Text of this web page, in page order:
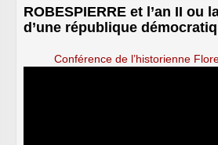
ROBESPIERRE et l’an II ou
d’une république
Conférence de l’historienne